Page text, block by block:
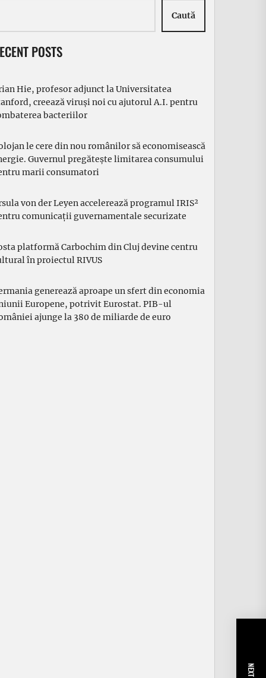
Caută
POSTS
Hie, profesor adjunct la Universitatea
creează viruși noi cu ajutorul A.I. pentru
bacteriilor
le cere din nou românilor să economisească
Guvernul pregătește limitarea consumului
marii consumatori
von der Leyen accelerează programul IRIS²
comunicații guvernamentale securizate
platformă Carbochim din Cluj devine centru
în proiectul RIVUS
generează aproape un sfert din economia
Europene, potrivit Eurostat. PIB-ul
ajunge la 380 de miliarde de euro